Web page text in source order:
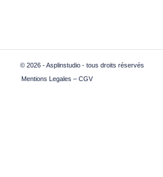
© 2026 - Asplinstudio - tous droits réservés
Mentions Legales – CGV